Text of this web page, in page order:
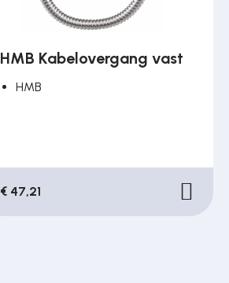
HMB Kabelovergang vast
HMB
€ 47,21